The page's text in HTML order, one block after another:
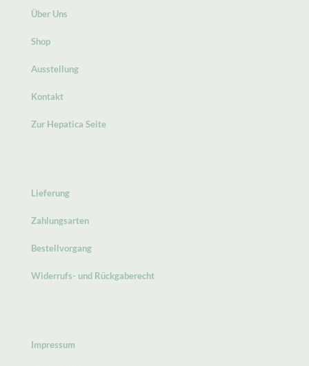
Über Uns
Shop
Ausstellung
Kontakt
Zur Hepatica Seite
Lieferung
Zahlungsarten
Bestellvorgang
Widerrufs- und Rückgaberecht
Impressum